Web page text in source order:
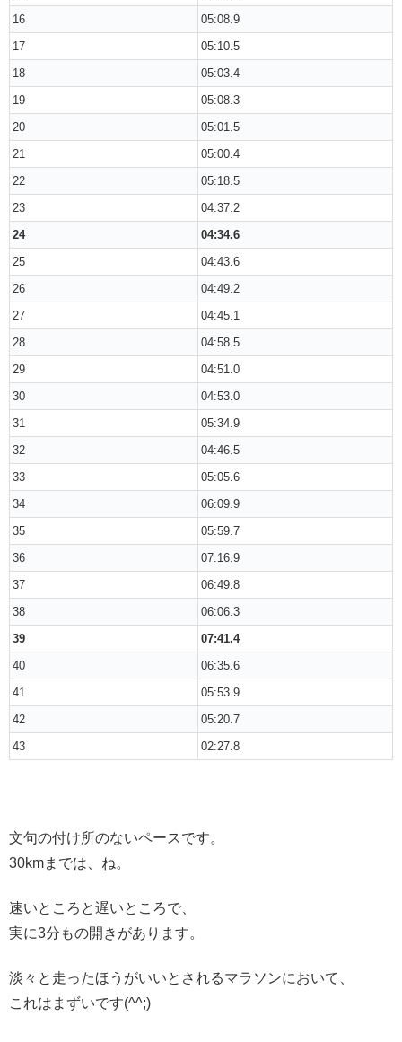
16
05:08.9
17
05:10.5
18
05:03.4
19
05:08.3
20
05:01.5
21
05:00.4
22
05:18.5
23
04:37.2
24
04:34.6
25
04:43.6
26
04:49.2
27
04:45.1
28
04:58.5
29
04:51.0
30
04:53.0
31
05:34.9
32
04:46.5
33
05:05.6
34
06:09.9
35
05:59.7
36
07:16.9
37
06:49.8
38
06:06.3
39
07:41.4
40
06:35.6
41
05:53.9
42
05:20.7
43
02:27.8
文句の付け所のないペースです。
30kmまでは、ね。
速いところと遅いところで、
実に3分もの開きがあります。
淡々と走ったほうがいいとされるマラソンにおいて、
これはまずいです(^^;)